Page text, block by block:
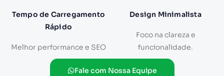
Tempo de Carregamento
Rápido
Melhor performance e SEO
Design Minimalista
Foco na clareza e
funcionalidade.
Fale com Nossa Equipe